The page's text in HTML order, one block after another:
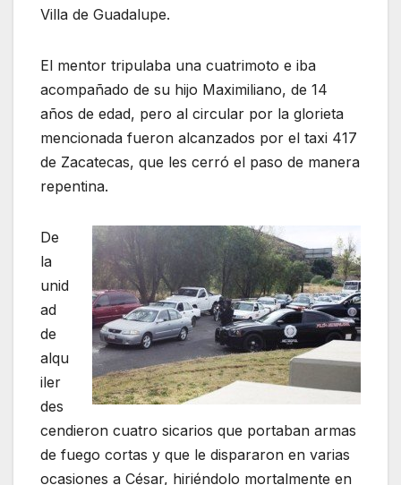
Villa de Guadalupe.
El mentor tripulaba una cuatrimoto e iba
acompañado de su hijo Maximiliano, de 14
años de edad, pero al circular por la glorieta
mencionada fueron alcanzados por el taxi 417
de Zacatecas, que les cerró el paso de manera
repentina.
De
la
unid
ad
de
alqu
iler
des
cendieron cuatro sicarios que portaban armas
de fuego cortas y que le dispararon en varias
ocasiones a César, hiriéndolo mortalmente en